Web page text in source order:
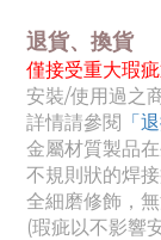
退貨、換貨
僅接受重大瑕
安裝/使用過之
詳情請參閱 「
金屬材質製品
不規則狀的焊
全細磨修飾，無
(瑕疵以不影響